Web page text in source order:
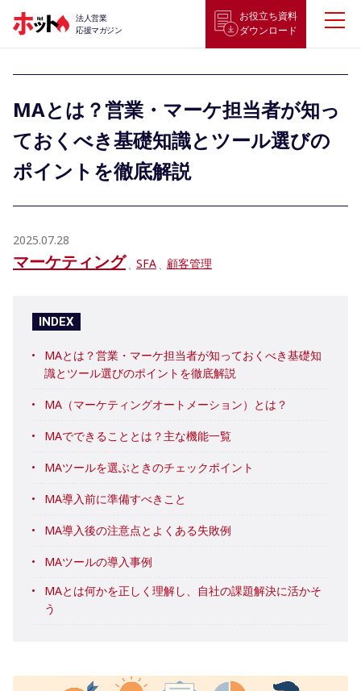
法人営業
応援マガジン
お役立ち資料
ダウンロード
MAとは？営業・マーケ担当者が知っ
ておくべき基礎知識とツール選びの
ポイントを徹底解説
2025.07.28
マーケティング SFA 顧客管理
INDEX
MAとは？営業・マーケ担当者が知っておくべき基礎知
識とツール選びのポイントを徹底解説
MA（マーケティングオートメーション）とは？
MAでできることとは？主な機能一覧
MAツールを選ぶときのチェックポイント
MA導入前に準備すべきこと
MA導入後の注意点とよくある失敗例
MAツールの導入事例
MAとは何かを正しく理解し、自社の課題解決に活かそ
う